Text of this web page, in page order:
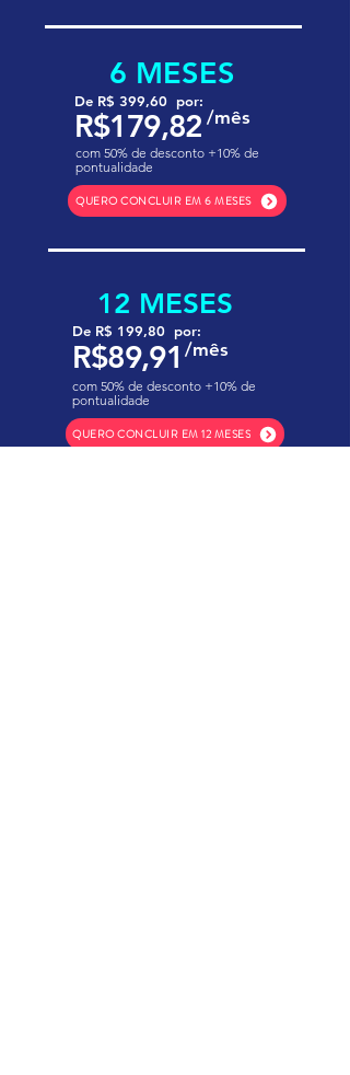
6 MESES
De R$ 399,60 por:
R$179,82 /mês
com 50% de desconto +10% de
pontualidade
QUERO CONCLUIR EM 6 MESES
12 MESES
De R$ 199,80 por:
R$89,91 /mês
com 50% de desconto +10% de
pontualidade
QUERO CONCLUIR EM 12 MESES